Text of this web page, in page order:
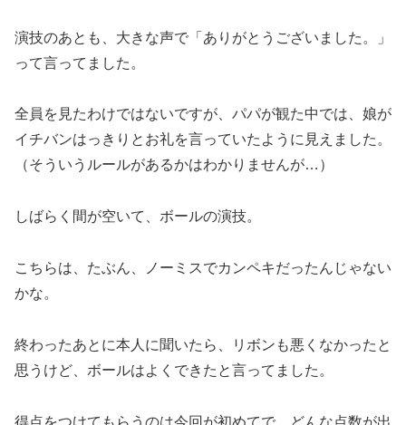
演技のあとも、大きな声で「ありがとうございました。」
って言ってました。
全員を見たわけではないですが、パパが観た中では、娘が
イチバンはっきりとお礼を言っていたように見えました。
（そういうルールがあるかはわかりませんが…）
しばらく間が空いて、ボールの演技。
こちらは、たぶん、ノーミスでカンペキだったんじゃない
かな。
終わったあとに本人に聞いたら、リボンも悪くなかったと
思うけど、ボールはよくできたと言ってました。
得点をつけてもらうのは今回が初めてで、どんな点数が出